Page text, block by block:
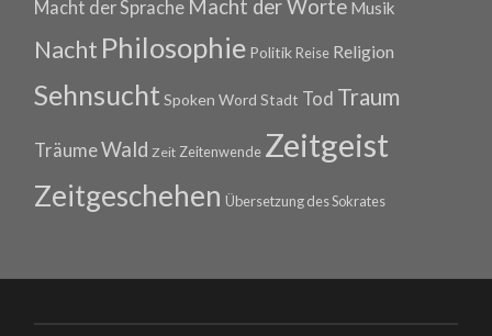
Macht der Sprache Macht der Worte Musik
Nacht Philosophie Politik Reise Religion
Sehnsucht Spoken Word Stadt Tod Traum
TräumeWald Zeit Zeitenwende Zeitgeist
Zeitgeschehen Übersetzung des Sokrates